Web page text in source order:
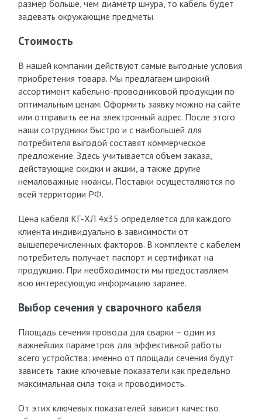
размер больше, чем диаметр шнура, то кабель будет
задевать окружающие предметы.
Стоимость
В нашей компании действуют самые выгодные условия
приобретения товара. Мы предлагаем широкий
ассортимент кабельно-проводниковой продукции по
оптимальным ценам. Оформить заявку можно на сайте
или отправить ее на электронный адрес. После этого
наши сотрудники быстро и с наибольшей для
потребителя выгодой составят коммерческое
предложение. Здесь учитывается объем заказа,
действующие скидки и акции, а также другие
немаловажные нюансы. Поставки осуществляются по
всей территории РФ.
Цена кабеля КГ-ХЛ 4х35 определяется для каждого
клиента индивидуально в зависимости от
вышеперечисленных факторов. В комплекте с кабелем
потребитель получает паспорт и сертификат на
продукцию. При необходимости мы предоставляем
всю интересующую информацию заранее.
Выбор сечения у сварочного кабеля
Площадь сечения провода для сварки – один из
важнейших параметров для эффективной работы
всего устройства: именно от площади сечения будут
зависеть такие ключевые показатели как предельно
максимальная сила тока и проводимость.
От этих ключевых показателей зависит качество